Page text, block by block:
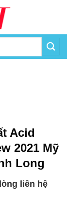
Acid
2021 Mỹ
Long
liên hệ